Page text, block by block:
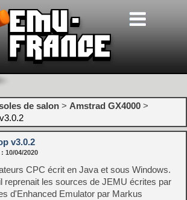
de salon > Amstrad GX4000 >
v3.0.2
10/04/2020
CPC écrit en Java et sous Windows.
reprenait les sources de JEMU écrites par
d'Enhanced Emulator par Markus